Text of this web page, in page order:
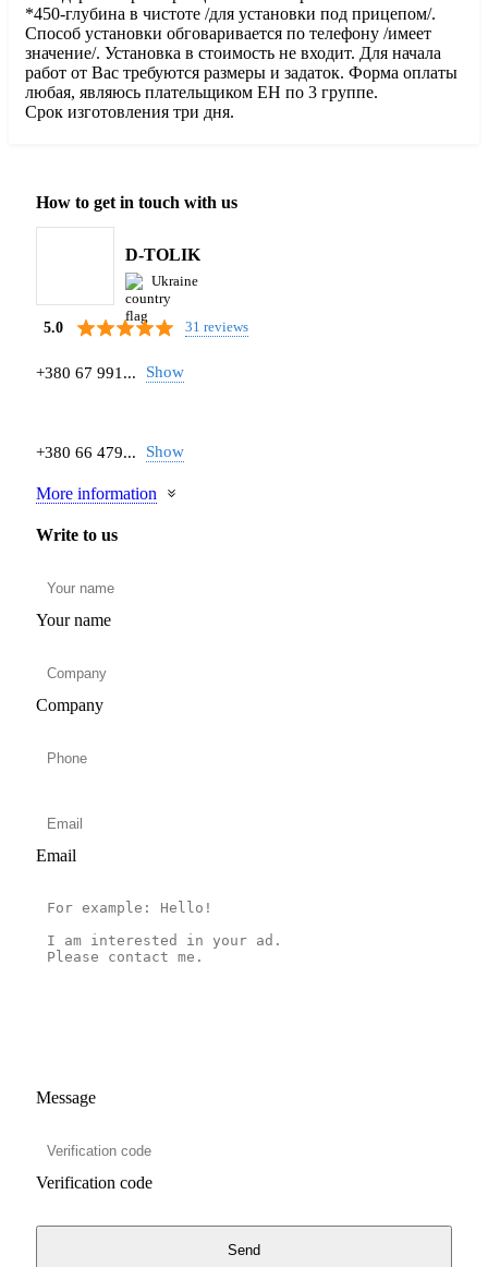
*450-глубина в чистоте /для установки под прицепом/.
Способ установки обговаривается по телефону /имеет
значение/. Установка в стоимость не входит. Для начала
работ от Вас требуются размеры и задаток. Форма оплаты
любая, являюсь плательщиком ЕН по 3 группе.
Срок изготовления три дня.
How to get in touch with us
D-TOLIK
Ukraine
5.0 31 reviews
+380 67 991... Show
+380 66 479... Show
More information
Write to us
Your name
Company
Email
Message
Verification code